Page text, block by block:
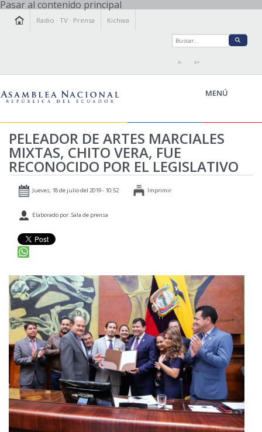
Pasar al contenido principal
Radio ·TV · Prensa Kichwa
A- A+
MENÚ
LA ASAMBLEA
LEGISLAMOS
FISCALIZAMOS
PRENSA
PARTICIPACIÓN
RELACIONES INTERNACIONALES
AGENDA
PELEADOR DE ARTES MARCIALES
MIXTAS, CHITO VERA, FUE
RECONOCIDO POR EL LEGISLATIVO
Jueves, 18 de julio del 2019 - 10:52 Imprimir
Elaborado por: Sala de prensa